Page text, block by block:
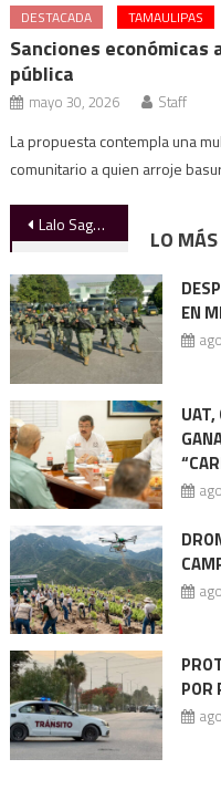
DESTACADA TAMAULIPAS
Sanciones
pública
mayo 30, 2026 Staff
La propuesta contempla una
comunitario a quien arroje
Navegación
de
entradas
Lalo Sagastegui conquista el nacional de judo y enaltece el nombre de la UAT
LO
EN
UAT,
POR